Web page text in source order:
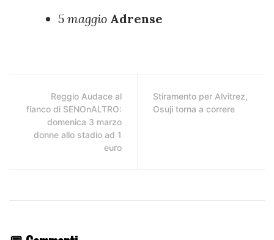
5 maggio Adrense
Reggio Audace al
fianco di SENOnALTRO:
domenica 3 marzo
donne allo stadio ad 1
euro
Stiramento per Alvitrez,
Osuji torna a correre